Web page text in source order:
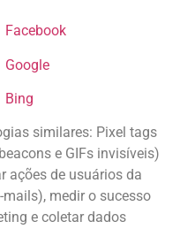
Facebook
Google
Bing
similares: Pixel tags
e GIFs invisíveis)
ações de usuários da
medir o sucesso
e coletar dados